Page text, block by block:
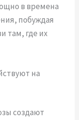
в времена
побуждая
там, где их
на
создают